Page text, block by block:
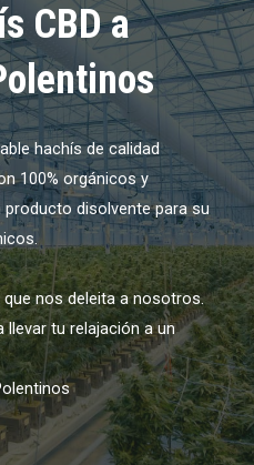
CBD a
hachís de calidad
100% orgánicos y
disolvente para su
nos deleita a nosotros.
llevar tu relajación a un